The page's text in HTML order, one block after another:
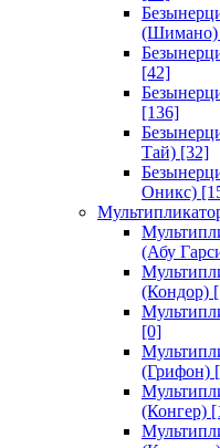
(Шимано)
[42]
[136]
Тай) [32]
Оникс)
(Абу
(Кондор)
[0]
(Грифон)
(Конгер)